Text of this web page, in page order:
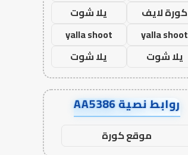
كورة لايف
يلا شوت
yalla shoot
yalla shoot
يلا شوت
يلا شوت
روابط نصية AA5386
موقع كورة